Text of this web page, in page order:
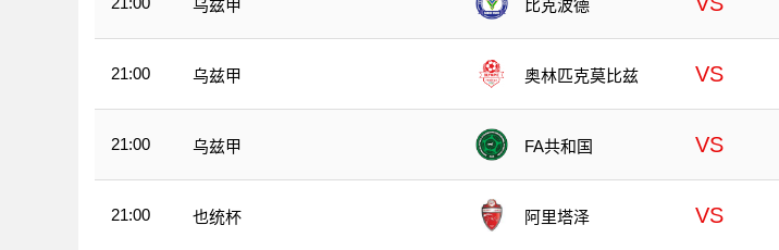
乌兹甲 比克波德
21:00 乌兹甲 奥林匹克莫比兹 VS
21:00 乌兹甲 FA共和国 VS
21:00 也统杯 阿里塔泽 VS